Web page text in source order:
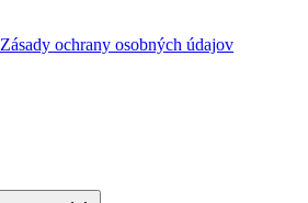
Zásady ochrany osobných údajov